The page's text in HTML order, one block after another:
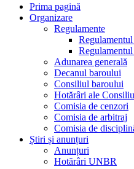
Prima pagină
Organizare
Regulamente
Adunarea generală
Decanul baroului
Consiliul baroului
Hotărâri ale
Comisia de cenzori
Comisia de arbitraj
Comisia de
Știri și anunțuri
Anunțuri
Hotărâri UNBR